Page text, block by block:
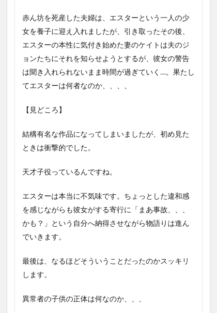
赤ん坊を死産した夫婦は、エスターという一人の少
女を養子に迎え入れましたが、引き取ったその後、
エスターの本性に気付き始めた妻のケイトは夫のジ
ョンたちにそれを知らせようとするが、彼女の警告
は聞き入れられないまま時間が過ぎていく…。果たし
てエスターは何者なのか、、、、
【見どころ】
結構有名な作品になってしまいましたが、初め見た
ときは衝撃的でした。
天才子役っているんですね。
エスターは本当に不気味です。ちょっとした違和感
を感じながらも彼女がする寄行に「まあ事故、、、
かも？」という自分へ納得させながら物語りは進ん
でいきます。
最後は、なるほどそういうことだったのかスッキリ
します。
異常者の子供の正体は何なのか、、、